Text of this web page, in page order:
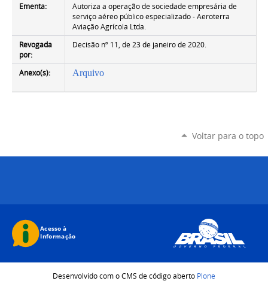
Ementa:
Autoriza a operação de sociedade empresária de
serviço aéreo público especializado - Aeroterra
Aviação Agrícola Ltda.
Revogada
por:
Decisão nº 11, de 23 de janeiro de 2020.
Anexo(s): Arquivo
Voltar para o topo
Desenvolvido com o CMS de código aberto Plone